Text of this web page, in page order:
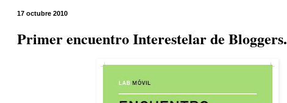
17 octubre 2010
Primer encuentro Interestelar de Bloggers.